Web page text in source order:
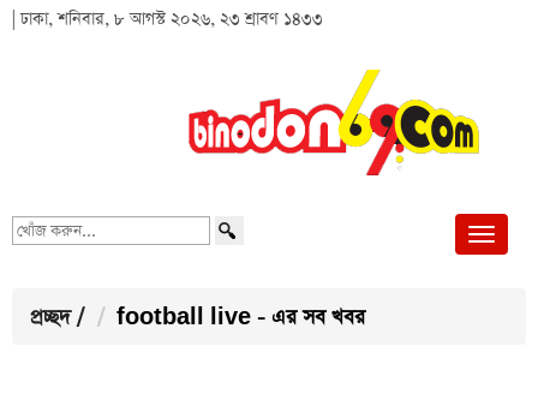
| ঢাকা, শনিবার, ৮ আগস্ট ২০২৬, ২৩ শ্রাবণ ১৪৩৩
খোঁজ
প্রচ্ছদ / football live - এর সব খবর